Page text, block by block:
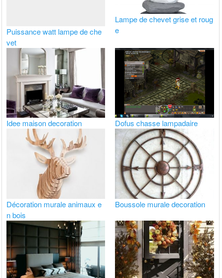
Puissance watt lampe de che
vet
Lampe de chevet grise et roug
e
Idee maison decoration Dofus chasse lampadaire
Décoration murale animaux e
n bois
Boussole murale decoration